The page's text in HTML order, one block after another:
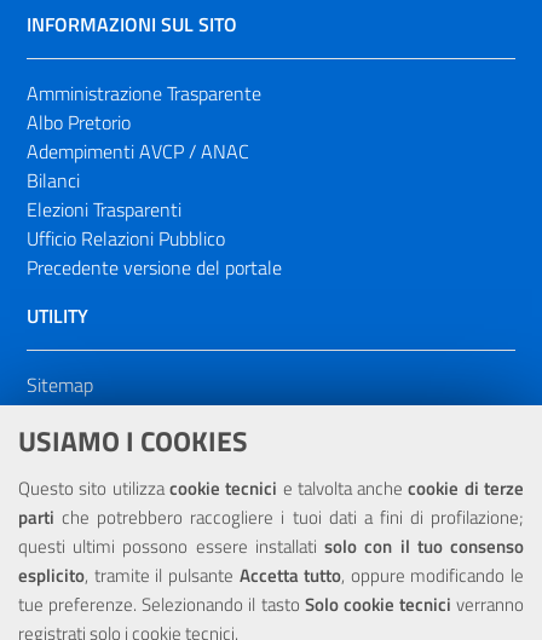
USIAMO I COOKIES
Questo sito utilizzacookie tecnici e talvolta anchecookie di terze
parti che potrebbero raccogliere i tuoi dati a fini di profilazione;
questi ultimi possono essere installatisolo con il tuo consenso
esplicito, tramite il pulsante Accetta tutto, oppure modificando le
tue preferenze. Selezionando il tasto Solo cookie tecnici verranno
registrati solo i cookie tecnici.
INFORMAZIONI SUL SITO
Amministrazione Trasparente
Albo Pretorio
Adempimenti AVCP / ANAC
Bilanci
Elezioni Trasparenti
Ufficio Relazioni Pubblico
Precedente versione del portale
UTILITY
Sitemap
Dichiarazione di accessibilità
NOTE LEGALI
Privacy